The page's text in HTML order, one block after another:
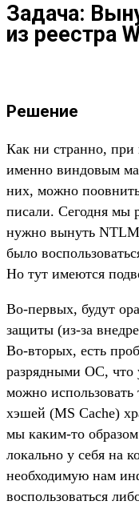
Задача:
из реестра
Решение
Как ни странно, при
именно виндовым
них, можно
писали. Сегодня мы
нужно вынуть
было
Но тут имеются
Во-первых, будут
защиты (из-за
Во-вторых, есть
разрядными ОС, что
можно
хэшей (MS Cache)
мы каким-то
локально у себя на
необходимую нам
воспользоваться